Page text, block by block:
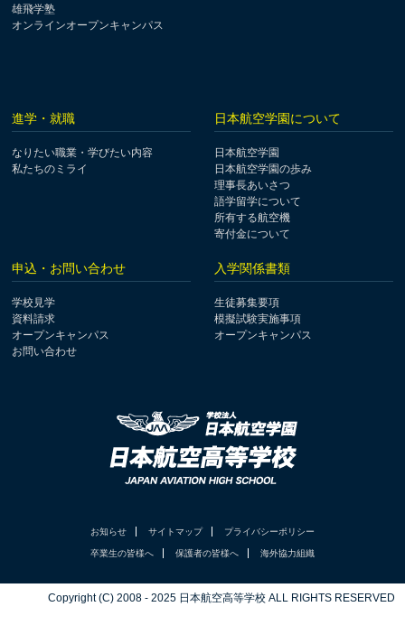
雄飛学塾
オンラインオープンキャンパス
進学・就職
なりたい職業・学びたい内容
私たちのミライ
日本航空学園について
日本航空学園
日本航空学園の歩み
理事長あいさつ
語学留学について
所有する航空機
寄付金について
申込・お問い合わせ
学校見学
資料請求
オープンキャンパス
お問い合わせ
入学関係書類
生徒募集要項
模擬試験実施事項
オープンキャンパス
お知らせ サイトマップ プライバシーポリシー
卒業生の皆様へ 保護者の皆様へ 海外協力組織
Copyright (C) 2008 - 2025 日本航空高等学校 ALL RIGHTS RESERVED